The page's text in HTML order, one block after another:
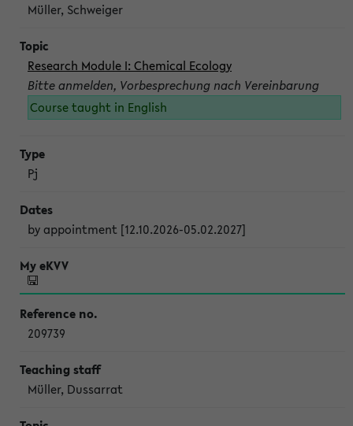
Müller, Schweiger
Research Module I: Chemical Ecology
Bitte anmelden, Vorbesprechung nach Vereinbarung
Course taught in English
Pj
by appointment [12.10.2026-05.02.2027]
209739
Müller, Dussarrat